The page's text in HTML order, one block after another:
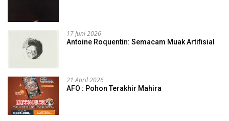
17 Juni 2026
Antoine Roquentin: Semacam Muak Artifisial
21 April 2026
AFO : Pohon Terakhir Mahira